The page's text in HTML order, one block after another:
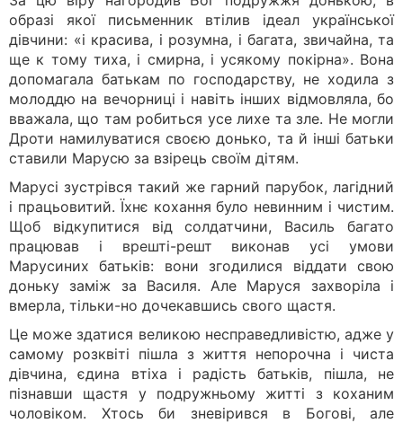
образі якої письменник втілив ідеал української
дівчини: «і красива, і розумна, і багата, звичайна, та
ще к тому тиха, і смирна, і усякому покірна». Вона
допомагала батькам по господарству, не ходила з
молоддю на вечорниці і навіть інших відмовляла, бо
вважала, що там робиться усе лихе та зле. Не могли
Дроти намилуватися своєю донько, та й інші батьки
ставили Марусю за взірець своїм дітям.
Марусі зустрівся такий же гарний парубок, лагідний
і працьовитий. Їхнє кохання було невинним і чистим.
Щоб відкупитися від солдатчини, Василь багато
працював і врешті-решт виконав усі умови
Марусиних батьків: вони згодилися віддати свою
доньку заміж за Василя. Але Маруся захворіла і
вмерла, тільки-но дочекавшись свого щастя.
Це може здатися великою несправедливістю, адже у
самому розквіті пішла з життя непорочна і чиста
дівчина, єдина втіха і радість батьків, пішла, не
пізнавши щастя у подружньому житті з коханим
чоловіком. Хтось би зневірився в Богові, але